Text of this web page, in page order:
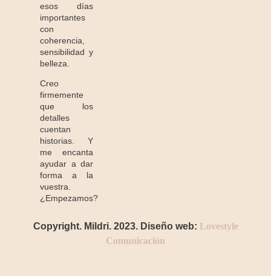
esos días
importantes
con
coherencia,
sensibilidad y
belleza.
Creo
firmemente
que los
detalles
cuentan
historias. Y
me encanta
ayudar a dar
forma a la
vuestra.
¿Empezamos?
Copyright. Mildri. 2023. Diseño web: Lovestyle
Comunicación